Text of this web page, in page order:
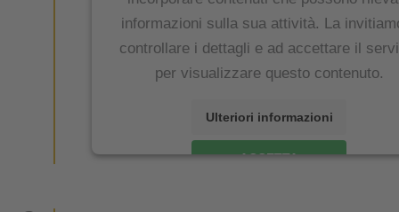
informazioni sulla sua attività. La
controllare i dettagli e ad accettare il
per visualizzare questo contenuto.
Ulteriori informazioni
ACCETTA